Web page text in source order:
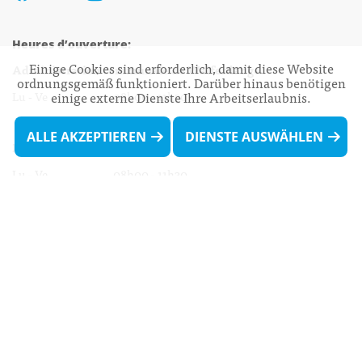
Heures d’ouverture:
Administration communale de Walferdange
Lu - Ve 08h00 - 11h30
13h30 - 16h00
Biergercenter
Einige Cookies sind erforderlich, damit diese Website
ordnungsgemäß funktioniert. Darüber hinaus benötigen
einige externe Dienste Ihre Arbeitserlaubnis.
ALLE AKZEPTIEREN DIENSTE AUSWÄHLEN